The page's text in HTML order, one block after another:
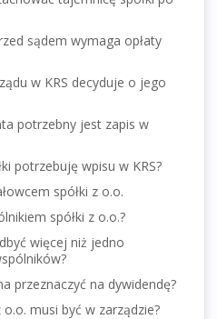
sądem wymaga opłaty
w KRS decyduje o jego
potrzebny jest zapis w
potrzebuję wpisu w KRS?
spółki z o.o.
spółki z o.o.?
więcej niż jedno
przeznaczyć na dywidendę?
o.o. musi być w zarządzie?